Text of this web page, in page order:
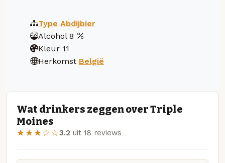
Type Abdijbier
Alcohol 8
Kleur 11
Herkomst België
Wat drinkers zeggen over Triple
Moines
★★★☆☆3.2 uit 18 reviews